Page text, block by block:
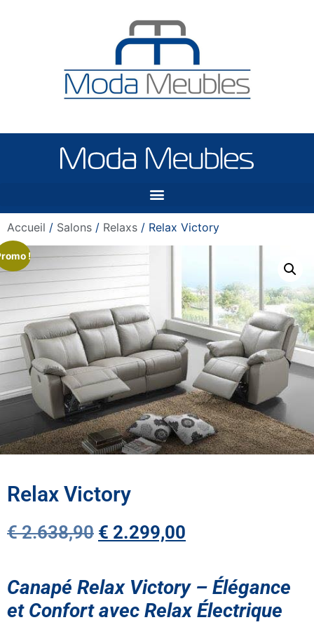
Accueil / Salons / Relaxs / Relax Victory
!
Relax Victory
€2.638,90 € 2.299,00
Canapé Relax Victory – Élégance
et Confort avec Relax Électrique